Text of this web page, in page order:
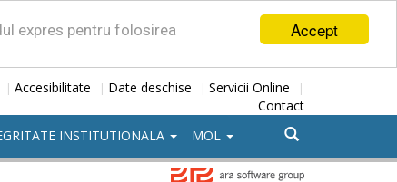
Accept
expres pentru folosirea
| Accesibilitate | Date deschise | Servicii Online |
Contact
INSTITUTIONALA MOL